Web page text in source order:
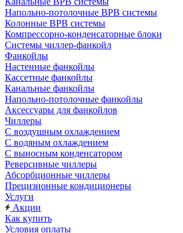
Напольно-потолочные ВРВ системы
Колонные ВРВ системы
Компрессорно-конденсаторные блоки
Системы чиллер-фанкойл
Фанкойлы
Настенные фанкойлы
Кассетные фанкойлы
Канальные фанкойлы
Напольно-потолочные фанкойлы
Аксессуары для фанкойлов
Чиллеры
С воздушным охлаждением
С водяным охлаждением
С выносным конденсатором
Реверсивные чиллеры
Абсорбционные чиллеры
Прецизионные кондиционеры
Услуги
Акции
Как купить
Условия оплаты